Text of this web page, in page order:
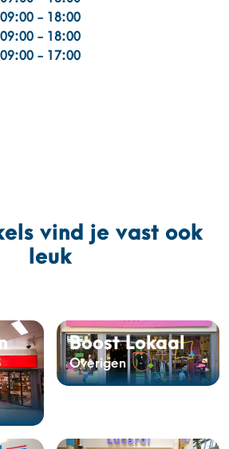
09:00 - 18:00
09:00 - 18:00
09:00 - 17:00
vind je vast ook
leuk
Boost Lokaal
Overigen